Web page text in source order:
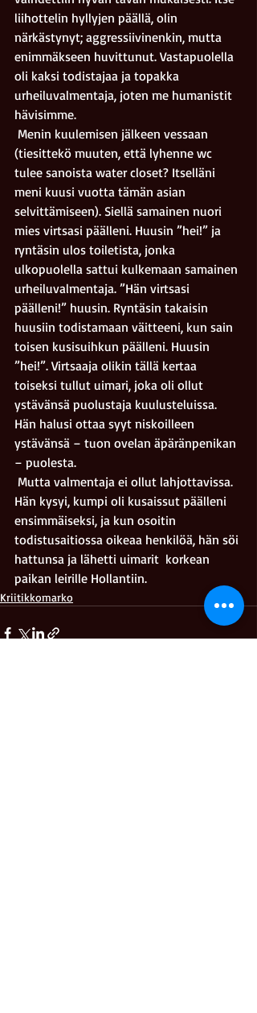
liihottelin hyllyjen päällä, olin
närkästynyt; aggressiivinenkin, mutta
enimmäkseen huvittunut. Vastapuolella
oli kaksi todistajaa ja topakka
urheiluvalmentaja, joten me humanistit
hävisimme.
(tiesittekö muuten, että lyhenne wc
tulee sanoista water closet? Itselläni
meni kuusi vuotta tämän asian
selvittämiseen). Siellä samainen nuori
mies virtsasi päälleni. Huusin ”hei!” ja
ryntäsin ulos toiletista, jonka
ulkopuolella sattui kulkemaan samainen
urheiluvalmentaja. ”Hän virtsasi
päälleni!” huusin. Ryntäsin takaisin
huusiin todistamaan väitteeni, kun sain
toisen kusisuihkun päälleni. Huusin
”hei!”. Virtsaaja olikin tällä kertaa
toiseksi tullut uimari, joka oli ollut
ystävänsä puolustaja kuulusteluissa.
Hän halusi ottaa syyt niskoilleen
ystävänsä – tuon ovelan äpäränpenikan
– puolesta.
Hän kysyi, kumpi oli kusaissut päälleni
ensimmäiseksi, ja kun osoitin
todistusaitiossa oikeaa henkilöä, hän söi
hattunsa ja lähetti uimarit  korkean
paikan leirille Hollantiin.
Kriitikkomarko